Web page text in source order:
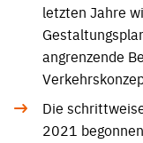
letzten Jahre
angrenzende
Die
2021